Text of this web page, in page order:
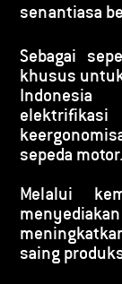
senantiasa
Sebagai
khusus
Indonesia
sepeda motor.
Melalui
saing